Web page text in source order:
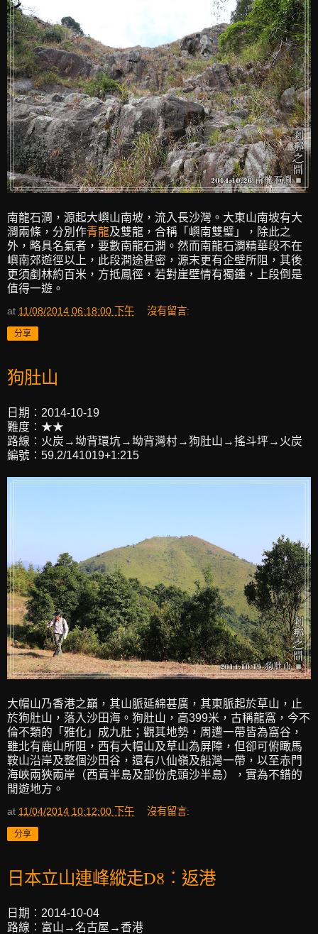
南龍石澗，源起大嶼山南坡，流入長沙灣。大東山南坡有大
澗兩條，分別作青龍及雙龍，合稱「嶼南雙璧」，除此之
外，略具名氣者，要數南龍石澗。然而南龍石澗精華段不在
嶼南郊遊徑以上，此段澗途甚密，源末更有企壁所阻，其後
更須剷林約百米，方抵鳳徑，若對崖壁情有獨鍾，上段倒是
值得一遊。
at 11/08/2014 06:18:00 下午 沒有留言:
分享
狗肚山
日期︰2014-10-19
難度︰★★
路線︰火炭→坳背環坑→坳背灣村→狗肚山→搖斗坪→火炭
編號︰59.2/141019+1:215
大帽山乃香港之巔，其山脈延綿甚廣，其東脈起於草山，止
於狗肚山，落入沙田海。狗肚山，高399米，古稱龍窩，今不
倫不類的「雅化」成九肚；觀其地勢，周遭一帶皆為窩谷，
雖北有鹿山所阻，西有大帽山及草山為屏障，但卻可俯瞰馬
鞍山沿岸及整個沙田谷，還有八仙嶺及船灣一帶，以至赤門
海峽兩狹兩岸（西貢半島及部份虎頭沙半島），實為不錯的
閒遊地方。
at 11/04/2014 10:12:00 下午 沒有留言:
分享
日本立山連峰縱走D8︰返港
日期︰2014-10-04
路線︰富山→名古屋→香港